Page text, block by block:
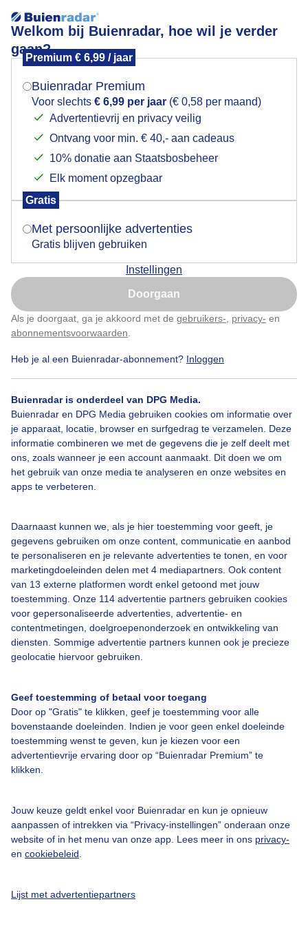
Welkom bij Buienradar, hoe wil je verder
gaan?
Premium € 6,99 / jaar
Buienradar Premium
Voor slechts € 6,99 per jaar (€ 0,58 per maand)
Advertentievrij en privacy veilig
Ontvang voor min. € 40,- aan cadeaus
10% donatie aan Staatsbosbeheer
Elk moment opzegbaar
Gratis
Met persoonlijke advertenties
Gratis blijven gebruiken
Instellingen
Doorgaan
Als je doorgaat, ga je akkoord met de gebruikers- privacy- en
abonnementsvoorwaarden
Heb je al een Buienradar-abonnement? Inloggen
Buienradar is onderdeel van DPG Media.
Buienradar en DPG Media gebruiken cookies om informatie over
je apparaat, locatie, browser en surfgedrag te verzamelen. Deze
informatie combineren we met de gegevens die je zelf deelt met
ons, zoals wanneer je een account aanmaakt. Dit doen we om
het gebruik van onze media te analyseren en onze websites en
apps te verbeteren.
Daarnaast kunnen we, als je hier toestemming voor geeft, je
gegevens gebruiken om onze content, communicatie en aanbod
te personaliseren en je relevante advertenties te tonen, en voor
marketingdoeleinden delen met 4 mediapartners. Ook content
van 13 externe platformen wordt enkel getoond met jouw
toestemming. Onze 114 advertentie partners gebruiken cookies
voor gepersonaliseerde advertenties, advertentie- en
contentmetingen, doelgroepenonderzoek en ontwikkeling van
diensten. Sommige advertentie partners kunnen ook je precieze
geolocatie hiervoor gebruiken.
Geef toestemming of betaal voor toegang
Door op "Gratis" te klikken, geef je toestemming voor alle
bovenstaande doeleinden. Indien je voor geen enkel doeleinde
toestemming wenst te geven, kun je kiezen voor een
advertentievrije ervaring door op “Buienradar Premium” te
klikken.
Jouw keuze geldt enkel voor Buienradar en kun je opnieuw
aanpassen of intrekken via “Privacy-instellingen” onderaan onze
website of in het menu van onze app. Lees meer in ons privacy-
en cookiebeleid
Lijst met advertentiepartners
Gemaaide gras droogt goed
Het spreekwoord luidt je moet hooien als de zon
schijnt wat vandaag ook weer van toepassing is.
Door: Toon Boons Gemaakt: 19-05-2025, 57x bekeken
Hooien Grasdrogen Zonnigenwarm
Bekijk slideshow
Een moment geduld aub...
Over Buienradar
Bedrijfsgegevens
Veelgestelde vragen
Contact
Toegankelijkheid
Adverteren
Buienradar Team
Mogen we je locatie gebruiken voor het
Indien je hier nog geen akkoord op hebt gegeven,
verschijnt er zo een pop-up uit je browser waarin
Is goed, toon de popup
Nu niet, misschien later
Klik hierom dit aan te passen